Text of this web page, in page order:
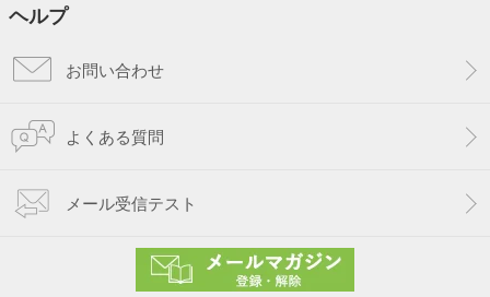
ヘルプ
お問い合わせ
よくある質問
メール受信テスト